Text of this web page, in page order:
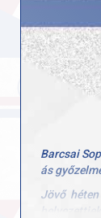
Barcsai
ás
Jövő